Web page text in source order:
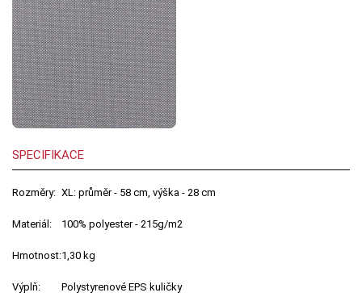
SPECIFIKACE
Rozměry: XL: průměr - 58 cm, výška - 28 cm
Materiál: 100% polyester - 215g/m2
Hmotnost:1,30 kg
Výplň: Polystyrenové EPS kuličky